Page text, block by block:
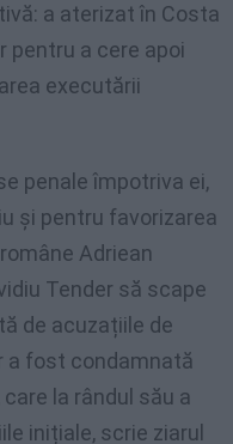
a aterizat în Costa
pentru a cere apoi
executării
penale împotriva ei,
și pentru favorizarea
Adriean
Tender să scape
de acuzațiile de
a fost condamnată
la rândul său a
inițiale, scrie ziarul